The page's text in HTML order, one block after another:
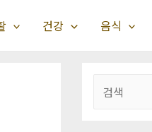
건강 음식
검색